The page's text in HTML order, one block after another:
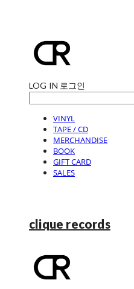
LOG IN 로그인
VINYL
TAPE / CD
MERCHANDISE
BOOK
GIFT CARD
SALES
clique records